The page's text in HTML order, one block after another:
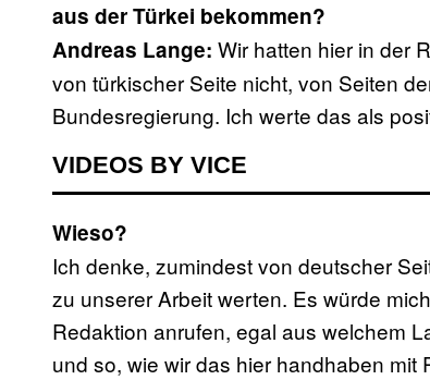
aus der Türkei bekommen?
Andreas Lange: Wir hatten hier in der
von türkischer Seite nicht, von Seiten
Bundesregierung. Ich werte das als
VIDEOS BY VICE
Wieso?
Ich denke, zumindest von deutscher
zu unserer Arbeit werten. Es würde
Redaktion anrufen, egal aus welchem
und so, wie wir das hier handhaben